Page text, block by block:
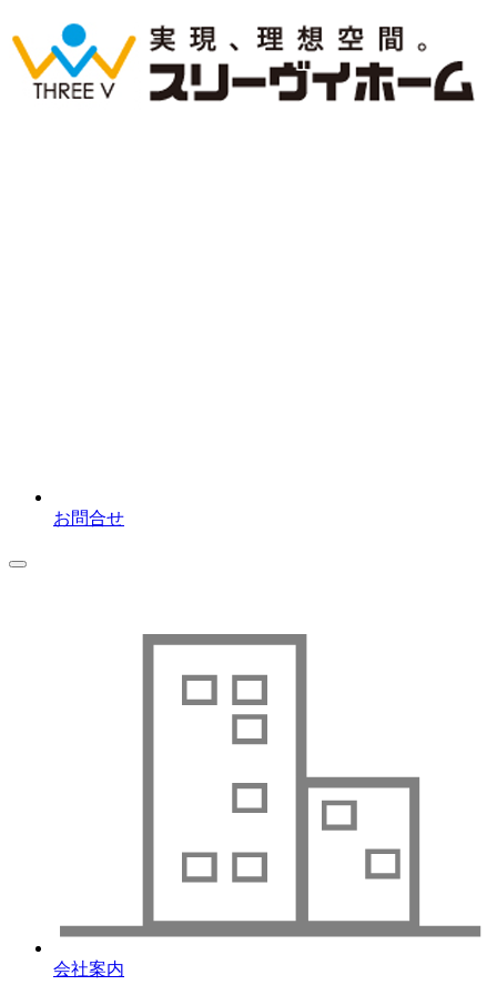
お問合せ
会社案内